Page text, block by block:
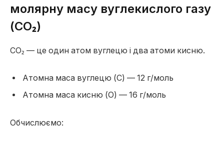
молярну масу вуглекислого газу
(CO₂)
CO₂ — це один атом вуглецю і два атоми кисню.
Атомна маса вуглецю (C) — 12 г/моль
Атомна маса кисню (O) — 16 г/моль
Обчислюємо: